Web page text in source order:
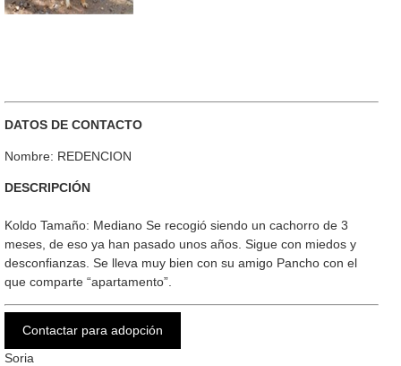
DATOS DE CONTACTO
Nombre: REDENCION
DESCRIPCIÓN
Koldo Tamaño: Mediano Se recogió siendo un cachorro de 3
meses, de eso ya han pasado unos años. Sigue con miedos y
desconfianzas. Se lleva muy bien con su amigo Pancho con el
que comparte “apartamento”.
Contactar para adopción
Soria